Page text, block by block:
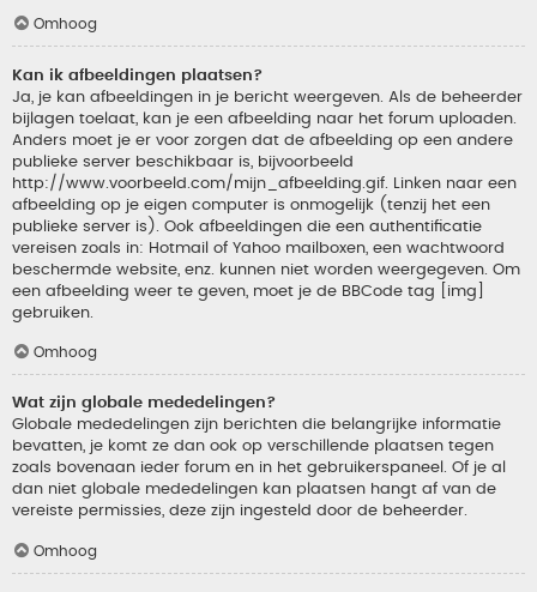
Omhoog
Kan ik afbeeldingen plaatsen?
Ja, je kan afbeeldingen in je bericht weergeven. Als de beheerder
bijlagen toelaat, kan je een afbeelding naar het forum uploaden.
Anders moet je er voor zorgen dat de afbeelding op een andere
publieke server beschikbaar is, bijvoorbeeld
http://www.voorbeeld.com/mijn_afbeelding.gif. Linken naar een
afbeelding op je eigen computer is onmogelijk (tenzij het een
publieke server is). Ook afbeeldingen die een authentificatie
vereisen zoals in: Hotmail of Yahoo mailboxen, een wachtwoord
beschermde website, enz. kunnen niet worden weergegeven. Om
een afbeelding weer te geven, moet je de BBCode tag [img]
gebruiken.
Omhoog
Wat zijn globale mededelingen?
Globale mededelingen zijn berichten die belangrijke informatie
bevatten, je komt ze dan ook op verschillende plaatsen tegen
zoals bovenaan ieder forum en in het gebruikerspaneel. Of je al
dan niet globale mededelingen kan plaatsen hangt af van de
vereiste permissies, deze zijn ingesteld door de beheerder.
Omhoog